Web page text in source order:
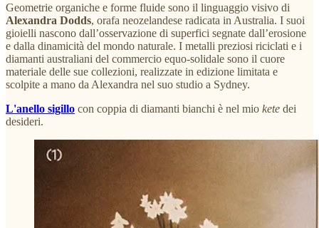
Geometrie organiche e forme fluide sono il linguaggio visivo di
Alexandra Dodds, orafa neozelandese radicata in Australia. I suoi
gioielli nascono dall’osservazione di superfici segnate dall’erosione
e dalla dinamicità del mondo naturale. I metalli preziosi riciclati e i
diamanti australiani del commercio equo-solidale sono il cuore
materiale delle sue collezioni, realizzate in edizione limitata e
scolpite a mano da Alexandra nel suo studio a Sydney.
L'anello sigillo con coppia di diamanti bianchi è nel mio kete dei
desideri.